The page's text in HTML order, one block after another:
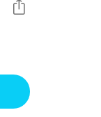
分享